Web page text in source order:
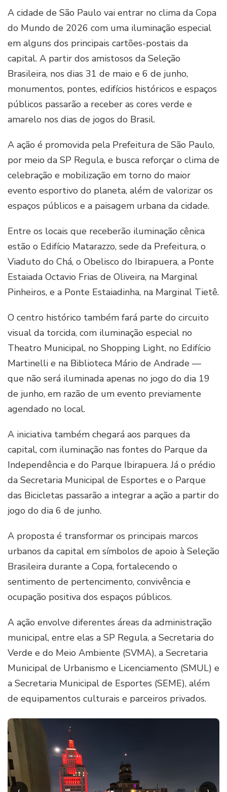
A cidade de São Paulo vai entrar no clima da Copa
do Mundo de 2026 com uma iluminação especial
em alguns dos principais cartões-postais da
capital. A partir dos amistosos da Seleção
Brasileira, nos dias 31 de maio e 6 de junho,
monumentos, pontes, edifícios históricos e espaços
públicos passarão a receber as cores verde e
amarelo nos dias de jogos do Brasil.
A ação é promovida pela Prefeitura de São Paulo,
por meio da SP Regula, e busca reforçar o clima de
celebração e mobilização em torno do maior
evento esportivo do planeta, além de valorizar os
espaços públicos e a paisagem urbana da cidade.
Entre os locais que receberão iluminação cênica
estão o Edifício Matarazzo, sede da Prefeitura, o
Viaduto do Chá, o Obelisco do Ibirapuera, a Ponte
Estaiada Octavio Frias de Oliveira, na Marginal
Pinheiros, e a Ponte Estaiadinha, na Marginal Tietê.
O centro histórico também fará parte do circuito
visual da torcida, com iluminação especial no
Theatro Municipal, no Shopping Light, no Edifício
Martinelli e na Biblioteca Mário de Andrade —
que não será iluminada apenas no jogo do dia 19
de junho, em razão de um evento previamente
agendado no local.
A iniciativa também chegará aos parques da
capital, com iluminação nas fontes do Parque da
Independência e do Parque Ibirapuera. Já o prédio
da Secretaria Municipal de Esportes e o Parque
das Bicicletas passarão a integrar a ação a partir do
jogo do dia 6 de junho.
A proposta é transformar os principais marcos
urbanos da capital em símbolos de apoio à Seleção
Brasileira durante a Copa, fortalecendo o
sentimento de pertencimento, convivência e
ocupação positiva dos espaços públicos.
A ação envolve diferentes áreas da administração
municipal, entre elas a SP Regula, a Secretaria do
Verde e do Meio Ambiente (SVMA), a Secretaria
Municipal de Urbanismo e Licenciamento (SMUL) e
a Secretaria Municipal de Esportes (SEME), além
de equipamentos culturais e parceiros privados.